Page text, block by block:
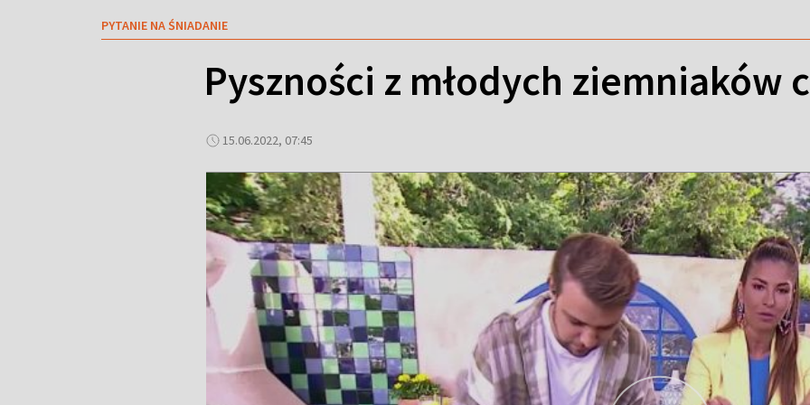
PYTANIE NA ŚNIADANIE
Pyszności z młodych ziemniaków
15.06.2022, 07:45